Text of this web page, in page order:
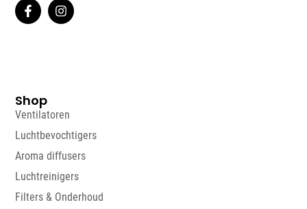
Shop
Ventilatoren
Luchtbevochtigers
Aroma diffusers
Luchtreinigers
Filters & Onderhoud